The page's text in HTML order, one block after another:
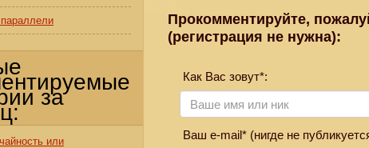
Прокомментируйте,
(регистрация не нужна):
Как Вас зовут*:
Ваш e-mail* (нигде не
за
или